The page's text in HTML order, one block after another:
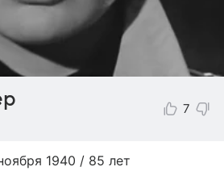
7
1940 / 85 лет